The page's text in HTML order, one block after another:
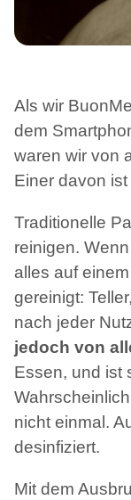
Als wir
dem
waren wir von
Einer davon
Traditionelle
reinigen.
alles auf
gereinigt:
nach jeder
jedoch von
Essen, und ist
nicht einmal.
desinfiziert.
Mit dem